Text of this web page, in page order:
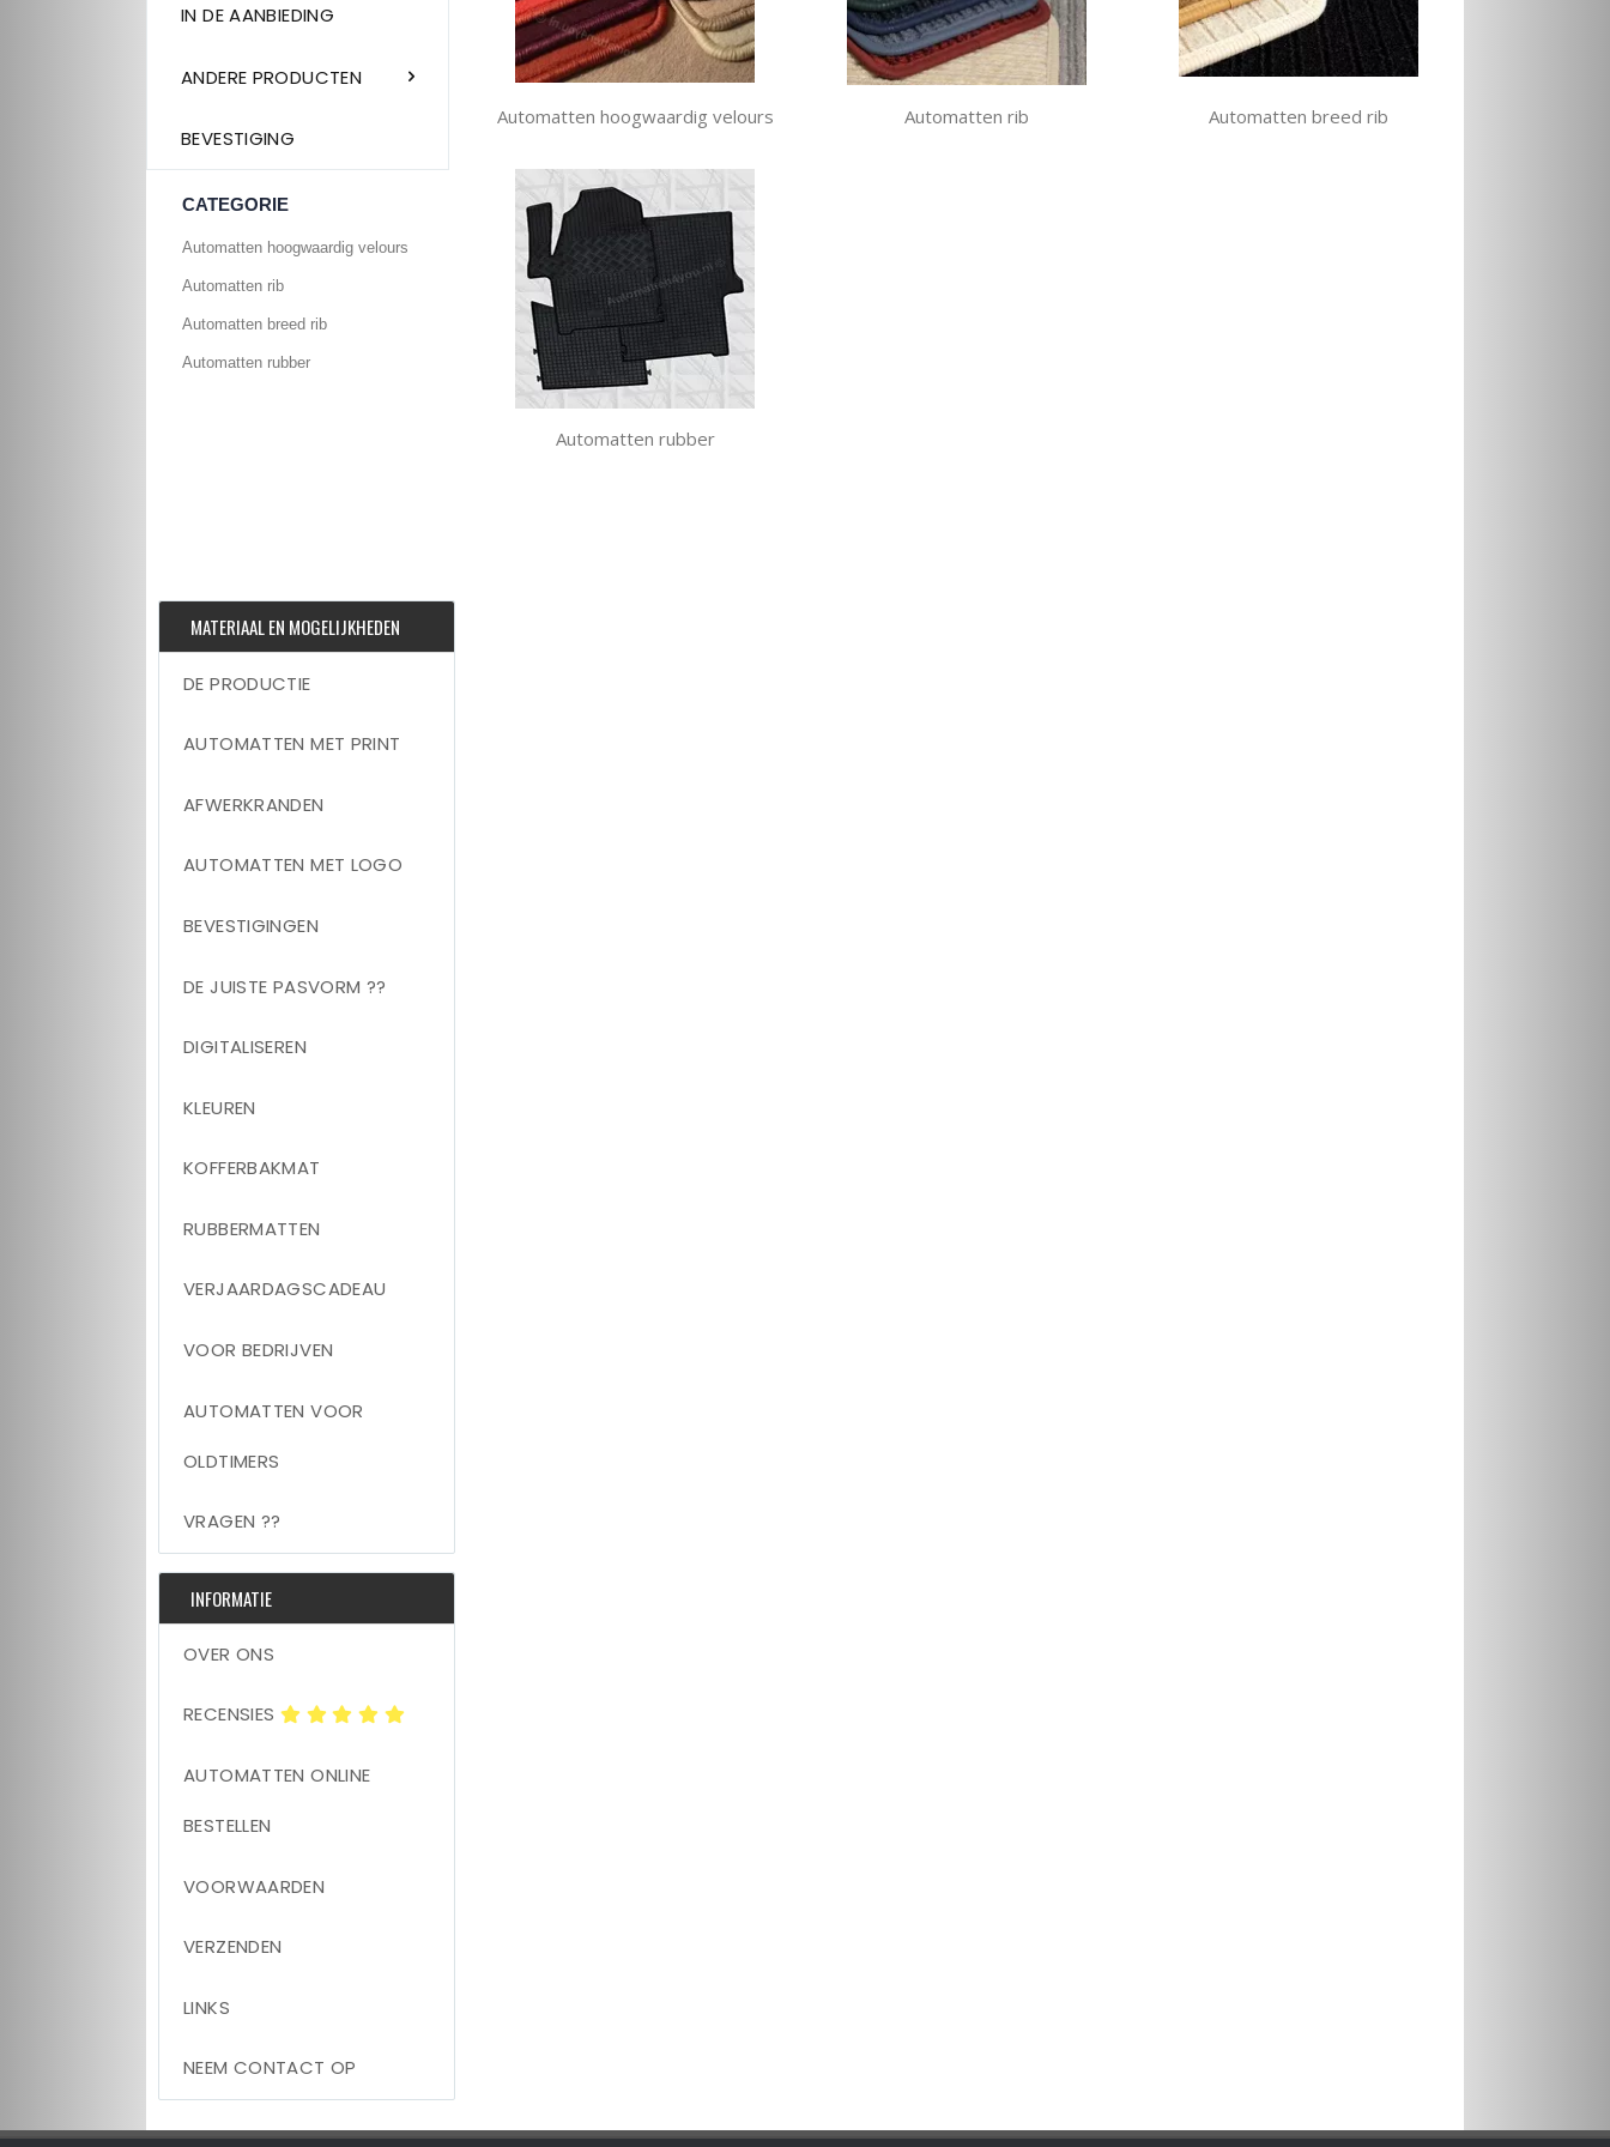
IN DE AANBIEDING
ANDERE PRODUCTEN
BEVESTIGING
Automatten hoogwaardig velours Automatten rib Automatten breed rib
Automatten rubber
CATEGORIE
Automatten hoogwaardig velours
Automatten rib
Automatten breed rib
Automatten rubber
MATERIAAL EN MOGELIJKHEDEN
DE PRODUCTIE
AUTOMATTEN MET PRINT
AFWERKRANDEN
AUTOMATTEN MET LOGO
BEVESTIGINGEN
DE JUISTE PASVORM ??
DIGITALISEREN
KLEUREN
KOFFERBAKMAT
RUBBERMATTEN
VERJAARDAGSCADEAU
VOOR BEDRIJVEN
AUTOMATTEN VOOR
OLDTIMERS
VRAGEN ??
INFORMATIE
OVER ONS
RECENSIES
AUTOMATTEN ONLINE
BESTELLEN
VOORWAARDEN
VERZENDEN
LINKS
NEEM CONTACT OP